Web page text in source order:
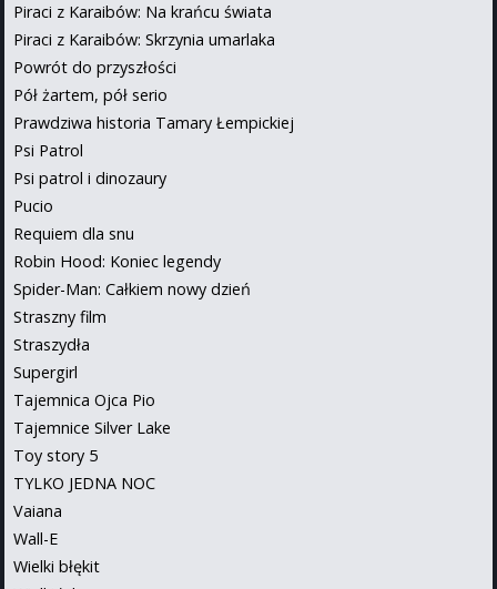
Piraci z Karaibów: Na krańcu świata
Piraci z Karaibów: Skrzynia umarlaka
Powrót do przyszłości
Pół żartem, pół serio
Prawdziwa historia Tamary Łempickiej
Psi Patrol
Psi patrol i dinozaury
Pucio
Requiem dla snu
Robin Hood: Koniec legendy
Spider-Man: Całkiem nowy dzień
Straszny film
Straszydła
Supergirl
Tajemnica Ojca Pio
Tajemnice Silver Lake
Toy story 5
TYLKO JEDNA NOC
Vaiana
Wall-E
Wielki błękit